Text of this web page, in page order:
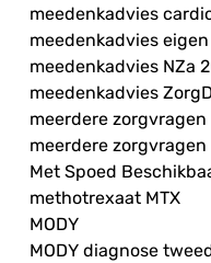
meedenkadvies
meedenkadvies
meedenkadvies NZa
meedenkadvies
meerdere zorgvragen
meerdere
Met Spoed
methotrexaat MTX
MODY
MODY diagnose